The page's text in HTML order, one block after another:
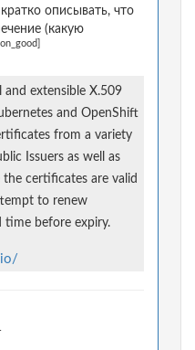
описывать, что
(какую
extensible X.509
and OpenShift
from a variety
Issuers as well as
the certificates are valid
to renew
time before expiry.